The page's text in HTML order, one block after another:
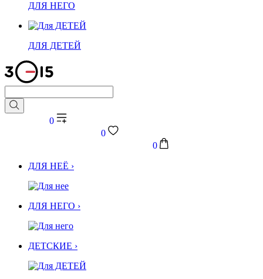
ДЛЯ НЕГО
ДЛЯ ДЕТЕЙ
0
0
0
ДЛЯ НЕЁ ›
ДЛЯ НЕГО ›
ДЕТСКИЕ ›